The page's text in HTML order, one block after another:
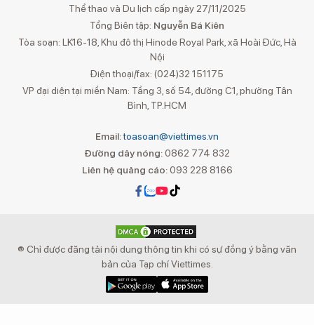
Thể thao và Du lịch cấp ngày 27/11/2025
Tổng Biên tập: Nguyễn Bá Kiên
Tòa soạn: LK16-18, Khu đô thị Hinode Royal Park, xã Hoài Đức, Hà
Nội
Điện thoại/fax: (024)32 151175
VP đại diện tại miền Nam: Tầng 3, số 54, đường C1, phường Tân
Bình, TP.HCM
Email:toasoan@viettimes.vn
Đường dây nóng: 0862 774 832
Liên hệ quảng cáo:093 228 8166
® Chỉ được đăng tải nội dung thông tin khi có sự đồng ý bằng văn
bản của Tạp chí Viettimes.